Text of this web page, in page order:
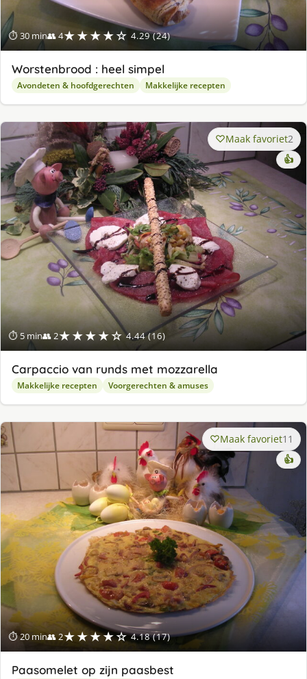
⏱ 30 min👥 4★★★★☆ 4.29 (24)
Worstenbrood : heel simpel
Avondeten & hoofdgerechten Makkelijke recepten
⏱ 5 min👥 2★★★★☆ 4.44 (16)
Maak favoriet2
👍
Carpaccio van runds met mozzarella
Makkelijke recepten Voorgerechten & amuses
⏱ 20 min👥 2★★★★☆ 4.18 (17)
Maak favoriet11
👍
Paasomelet op zijn paasbest